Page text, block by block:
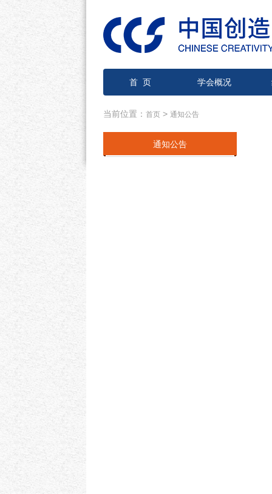
首 页 学会概况
当前位置： 首页 > 通知公告
通知公告